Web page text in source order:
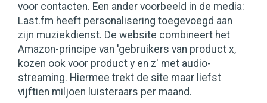
voor contacten. Een ander voorbeeld in de media:
Last.fm heeft personalisering toegevoegd aan
zijn muziekdienst. De website combineert het
Amazon-principe van 'gebruikers van product x,
kozen ook voor product y en z' met audio-
streaming. Hiermee trekt de site maar liefst
vijftien miljoen luisteraars per maand.